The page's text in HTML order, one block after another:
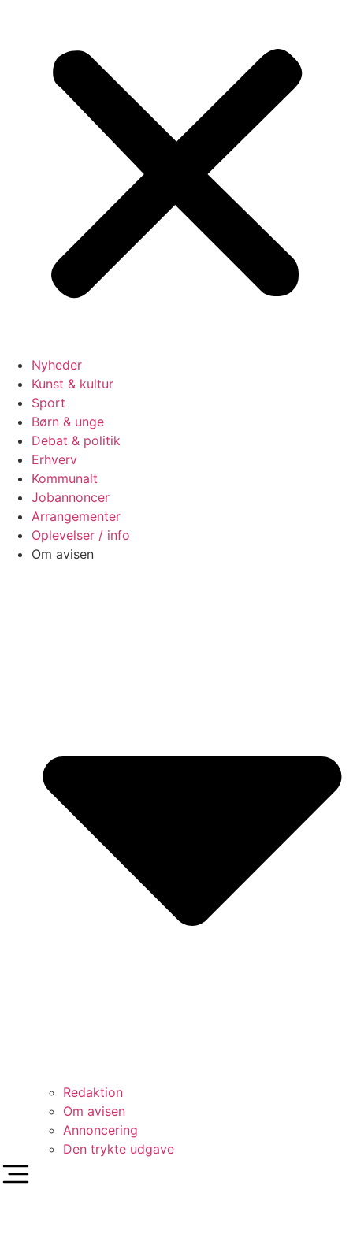
Nyheder
Kunst & kultur
Sport
Børn & unge
Debat & politik
Erhverv
Kommunalt
Jobannoncer
Arrangementer
Oplevelser / info
Om avisen
Redaktion
Om avisen
Annoncering
Den trykte udgave